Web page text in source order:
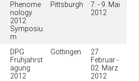
Phenome
nology
2012
Symposiu
m
Pittsburgh
7. - 9. Mai
2012
DPG
Frühjahrst
agung
2012
Göttingen
27.
Februar -
02. März
2012